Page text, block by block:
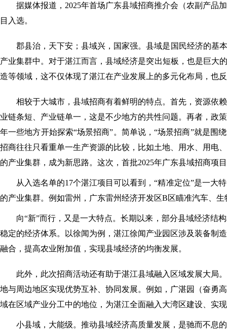
据媒体报道，2025年首场广东县域招商推介会（农副产品
目入选。
郡县治，天下安；县域兴，国家强。县域是国民经济的基
产业集群中。 对于湛江而言，县域经济是突出短板，也是巨大
造等领域 ，这不仅体现了湛江在产业发展上的多元化布局，也
相较于大城市，县域招商有着鲜明的特点。首先， 资源依
业链条短、产业链单一 ，这是不少地方的共性问题。再者，政
年一些地方开始探索“场景招商”。简单说，“场景招商”就是围
招商往往只看重单一生产资源的比较，比如土地、用水、用电
的产业集群，成为新思路。这次，首批2025年广东县域招商项
从入选名单的17个湛江项目可以看到，“精准定位”是一大
的产业集群。例如雷州，广东雷州经济开发区B区瞄准汽车、
向“新”而行 ，又是一大特点。长期以来，部分县域经济结
稳定的经济体系。以徐闻为例，湛江徐闻产业园区涉及装备制
融合，提高农业附加值，实现县域经济的均衡发展。
此外，此次招商活动还有助于湛江县域融入区域发展大局
地与周边地区实现优势互补、协同发展。 例如，广湛园（奋勇
域在区域产业分工中的地位，为湛江全面融入大湾区建设、实
小县域，大能级。推动县域经济高质量发展，是驰而不息